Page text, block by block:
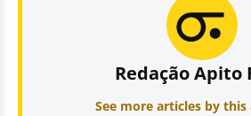
Redação Apito
See more articles by